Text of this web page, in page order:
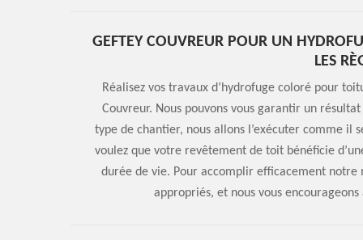
GEFTEY COUVREUR POUR UN
LES
Réalisez vos travaux d’hydrofuge coloré pour
Couvreur. Nous pouvons vous garantir un
type de chantier, nous allons l’exécuter comme il
voulez que votre revêtement de toit bénéficie
durée de vie. Pour accomplir efficacement notre
appropriés, et nous vous